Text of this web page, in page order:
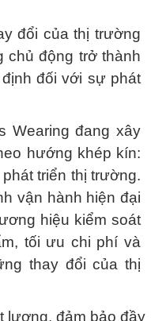
đổi của thị trường
chủ động trở thành
đối với sự phát
Wearing đang xây
hướng khép kín:
triển thị trường.
vận hành hiện đại
hiệu kiểm soát
tối ưu chi phí và
thay đổi của thị